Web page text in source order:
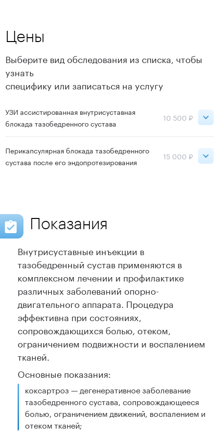
Цены
Выберите вид обследования из списка, чтобы
узнать
специфику или записаться на услугу
УЗИ ассистированная внутрисуставная
блокада тазобедренного сустава
10 500 ₽
ВДНХ
Перикапсулярная блокада тазобедренного
сустава после его эндопротезирования
15 000 ₽
Записаться
Показания
Внутрисуставные инъекции в
тазобедренный сустав применяются в
комплексном лечении и профилактике
различных заболеваний опорно-
двигательного аппарата. Процедура
эффективна при состояниях,
сопровождающихся болью, отеком,
ограничением подвижности и воспалением
тканей.
Основные показания:
коксартроз — дегенеративное заболевание
тазобедренного сустава, сопровождающееся
болью, ограничением движений, воспалением и
отеком тканей;